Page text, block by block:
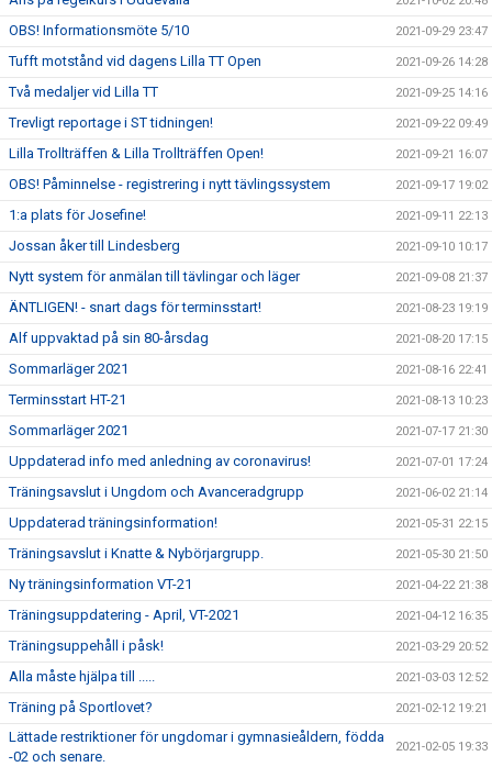
OBS! Informationsmöte 5/10 2021-09-29 23:47
Tufft motstånd vid dagens Lilla TT Open 2021-09-26 14:28
Två medaljer vid Lilla TT 2021-09-25 14:16
Trevligt reportage i ST tidningen! 2021-09-22 09:49
Lilla Trollträffen & Lilla Trollträffen Open! 2021-09-21 16:07
OBS! Påminnelse - registrering i nytt tävlingssystem 2021-09-17 19:02
1:a plats för Josefine! 2021-09-11 22:13
Jossan åker till Lindesberg 2021-09-10 10:17
Nytt system för anmälan till tävlingar och läger 2021-09-08 21:37
ÄNTLIGEN! - snart dags för terminsstart! 2021-08-23 19:19
Alf uppvaktad på sin 80-årsdag 2021-08-20 17:15
Sommarläger 2021 2021-08-16 22:41
Terminsstart HT-21 2021-08-13 10:23
Sommarläger 2021 2021-07-17 21:30
Uppdaterad info med anledning av coronavirus! 2021-07-01 17:24
Träningsavslut i Ungdom och Avanceradgrupp 2021-06-02 21:14
Uppdaterad träningsinformation! 2021-05-31 22:15
Träningsavslut i Knatte & Nybörjargrupp. 2021-05-30 21:50
Ny träningsinformation VT-21 2021-04-22 21:38
Träningsuppdatering - April, VT-2021 2021-04-12 16:35
Träningsuppehåll i påsk! 2021-03-29 20:52
Alla måste hjälpa till ..... 2021-03-03 12:52
Träning på Sportlovet? 2021-02-12 19:21
Lättade restriktioner för ungdomar i gymnasieåldern, födda
-02 och senare.
2021-02-05 19:33